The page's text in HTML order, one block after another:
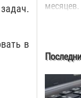
в
месяцев.